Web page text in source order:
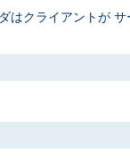
はクライアントが